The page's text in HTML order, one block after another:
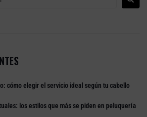
cómo elegir el servicio ideal según tu cabello
los estilos que más se piden en peluquería